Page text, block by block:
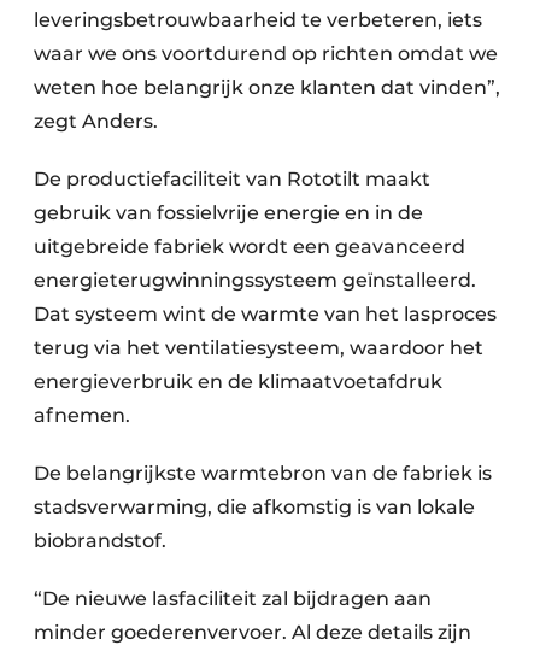
leveringsbetrouwbaarheid te verbeteren, iets
waar we ons voortdurend op richten omdat we
weten hoe belangrijk onze klanten dat vinden”,
zegt Anders.
De productiefaciliteit van Rototilt maakt
gebruik van fossielvrije energie en in de
uitgebreide fabriek wordt een geavanceerd
energieterugwinningssysteem geïnstalleerd.
Dat systeem wint de warmte van het lasproces
terug via het ventilatiesysteem, waardoor het
energieverbruik en de klimaatvoetafdruk
afnemen.
De belangrijkste warmtebron van de fabriek is
stadsverwarming, die afkomstig is van lokale
biobrandstof.
“De nieuwe lasfaciliteit zal bijdragen aan
minder goederenvervoer. Al deze details zijn